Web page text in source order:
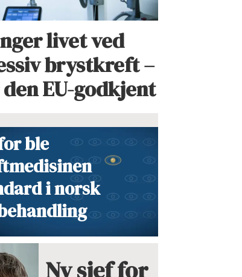
livet ved
brystkreft –
EU-godkjent
ble
i norsk
Ny sjef for